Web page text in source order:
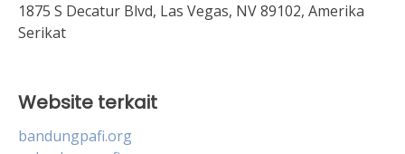
1875 S Decatur Blvd, Las Vegas, NV 89102, Amerika
Serikat
Website terkait
bandungpafi.org